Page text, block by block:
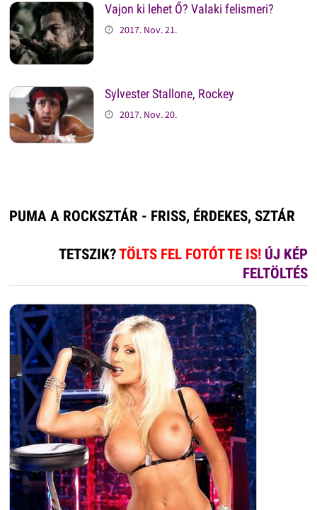
Vajon ki lehet Ő? Valaki felismeri?
2017. Nov. 21.
Sylvester Stallone, Rockey
2017. Nov. 20.
PUMA A ROCKSZTÁR - FRISS, ÉRDEKES, SZTÁR
TETSZIK?TÖLTS FEL FOTÓT TE IS! ÚJ KÉP
FELTÖLTÉS